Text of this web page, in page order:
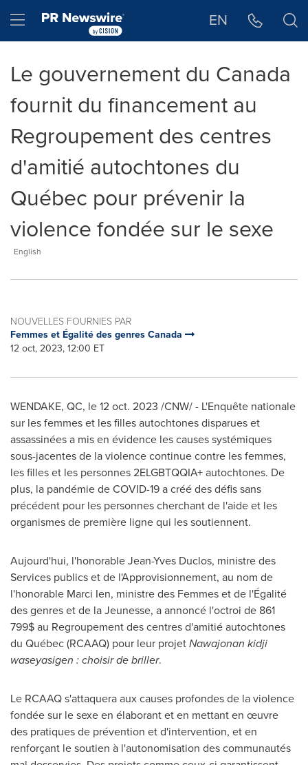
Hamburger menu EN
Le gouvernement du Canada
fournit du financement au
Regroupement des centres
d'amitié autochtones du
Québec pour prévenir la
violence fondée sur le sexe
English
NOUVELLES FOURNIES PAR
Femmes et Égalité des genres Canada
12 oct, 2023, 12:00 ET
WENDAKE, QC, le12 oct. 2023 /CNW/ - L'Enquête nationale
sur les femmes et les filles autochtones disparues et
assassinées a mis en évidence les causes systémiques
sous-jacentes de la violence continue contre les femmes,
les filles et les personnes 2ELGBTQQIA+ autochtones. De
plus, la pandémie de COVID-19 a créé des défis sans
précédent pour les personnes cherchant de l'aide et les
organismes de première ligne qui les soutiennent.
Aujourd'hui, l'honorableJean-Yves Duclos, ministre des
Services publics et de l'Approvisionnement, au nom de
l'honorable Marci Ien, ministre des Femmes et de l'Égalité
des genres et de la Jeunesse, a annoncé l'octroi de 861
799$ au Regroupement des centres d'amitié autochtones
du Québec (RCAAQ) pour leur projetNawajonan kidji
waseyasigen : choisir de briller.
Le RCAAQ s'attaquera aux causes profondes de la violence
fondée sur le sexe en élaborant et en mettant en œuvre
des pratiques de prévention et d'intervention, et en
renforçant le soutien à l'autonomisation des communautés